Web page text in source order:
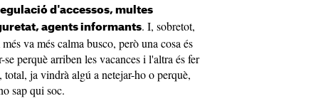
d'accessos, multes
agents informants. I, sobretot,
va més calma busco, però una cosa és
perquè arriben les vacances i l'altra és fer
ja vindrà algú a netejar-ho o perquè,
sap qui soc.